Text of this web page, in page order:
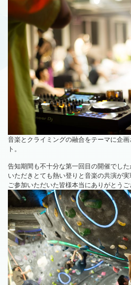
音楽とクライミングの融合をテーマに企
ト。
告知期間も不十分な第一回目の開催でし
いただきとても熱い登りと音楽の共演が実
ご参加いただいた皆様本当にありがとうご